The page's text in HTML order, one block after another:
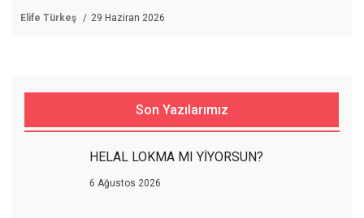
Elife Türkeş 29 Haziran 2026
Son Yazılarımız
HELAL LOKMA MI YİYORSUN?
6 Ağustos 2026